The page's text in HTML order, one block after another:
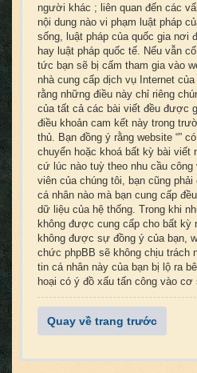
người khác ; liên quan đến các
nội dung nào vi phạm luật pháp
sống, luật pháp của quốc gia nơi
hay luật pháp quốc tế. Nếu vẫn
tức bạn sẽ bị cấm tham gia vào
nhà cung cấp dịch vụ Internet
rằng những điều này chỉ riêng
của tất cả các bài viết đều được
điều khoản cam kết này trong
thủ. Bạn đồng ý rằng website “”
chuyển hoặc khoá bất kỳ bài viết
cứ lúc nào tuỳ theo nhu cầu
viên của chúng tôi, bạn cũng
cá nhân nào mà bạn cung cấp
dữ liệu của hệ thống. Trong khi
không được cung cấp cho bất
không được sự đồng ý của bạn,
chức phpBB sẽ không chịu trách
tin cá nhân này của bạn bị lộ ra
hoại có ý đồ xấu tấn công vào
Quay về trang trước